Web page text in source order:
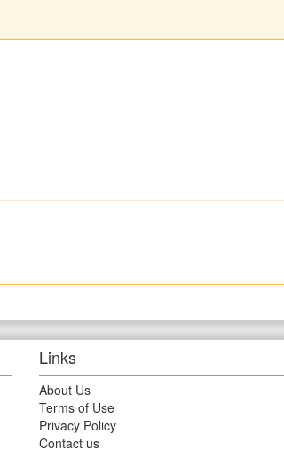
Links
About Us
Terms of Use
Privacy Policy
Contact us